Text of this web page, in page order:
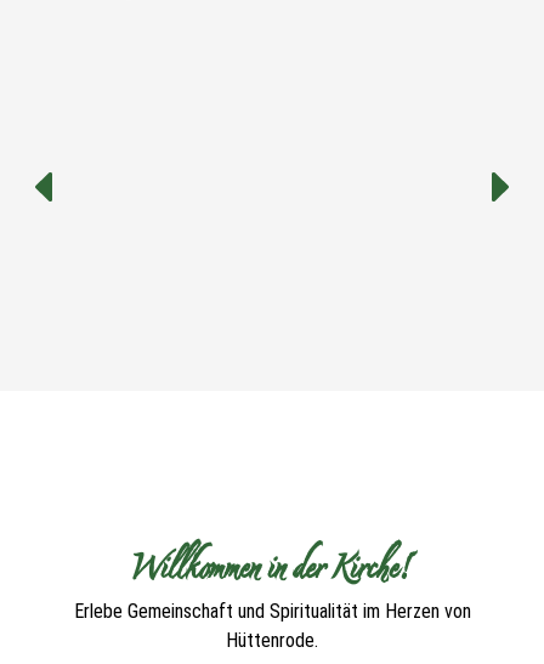
Willkommen in der Kirche!
Erlebe Gemeinschaft und Spiritualität im Herzen von
Hüttenrode.